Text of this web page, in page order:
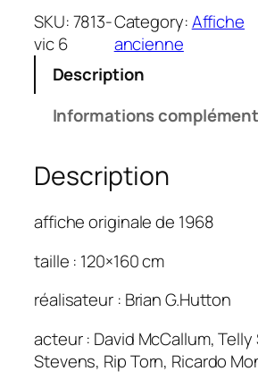
a
n
t
e
C
o
r
r
p
e
u
SKU:7813-
vic 6
Category:Affiche
ancienne
Description
Informations
Description
affiche originale de 1968
taille : 120×160 cm
réalisateur : Brian G.Hutton
acteur : David McCallum, Telly
Stevens, Rip Torn, Ricardo